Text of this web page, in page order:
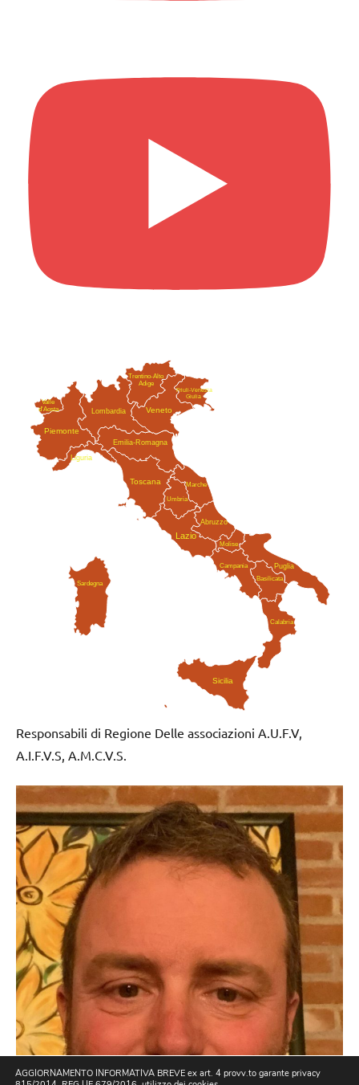
Abruzzo
Valle
d'Aosta
Puglia
Basilicata
Calabria
Campania
Emilia-Romagna
Friuli-Venezia
Giulia
Lazio
Liguria
Lombardia
Marche
Molise
Piemonte
Sardegna
Sicilia
Trentino-Alto
Adige
Toscana
Umbria
Veneto
Responsabili di Regione Delle associazioni A.U.F.V,
A.I.F.V.S, A.M.C.V.S.
AGGIORNAMENTO INFORMATIVA BREVE ex art. 4 provv.to garante privacy